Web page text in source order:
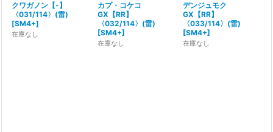
クワガノン【-】
〈031/114〉(雷)
[SM4+]
在庫なし
カプ・コケコ
GX【RR】
〈032/114〉(雷)
[SM4+]
在庫なし
デンジュモク
GX【RR】
〈033/114〉(雷)
[SM4+]
在庫なし